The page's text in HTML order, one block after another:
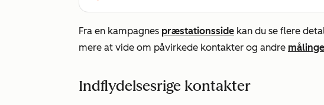
Fra en kampagnes præstationsside kan du se flere
mere at vide om påvirkede kontakter og andre
Indflydelsesrige kontakter